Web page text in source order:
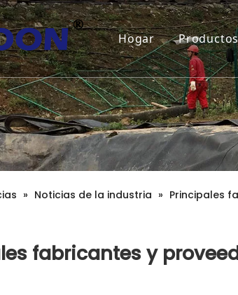
Hogar
» Noticias de la industria » Principales
fabricantes y